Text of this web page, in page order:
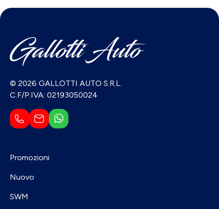
© 2026 GALLOTTI AUTO S.R.L.
C.F/P.IVA: 02193050024
Promozioni
Nuovo
SWM